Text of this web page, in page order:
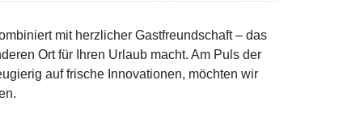
mit herzlicher Gastfreundschaft – das
Ort für Ihren Urlaub macht. Am Puls der
auf frische Innovationen, möchten wir